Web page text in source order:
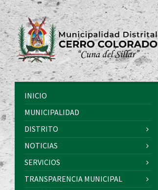
INICIO
MUNICIPALIDAD
DISTRITO
NOTICIAS
SERVICIOS
TRANSPARENCIA MUNICIPAL